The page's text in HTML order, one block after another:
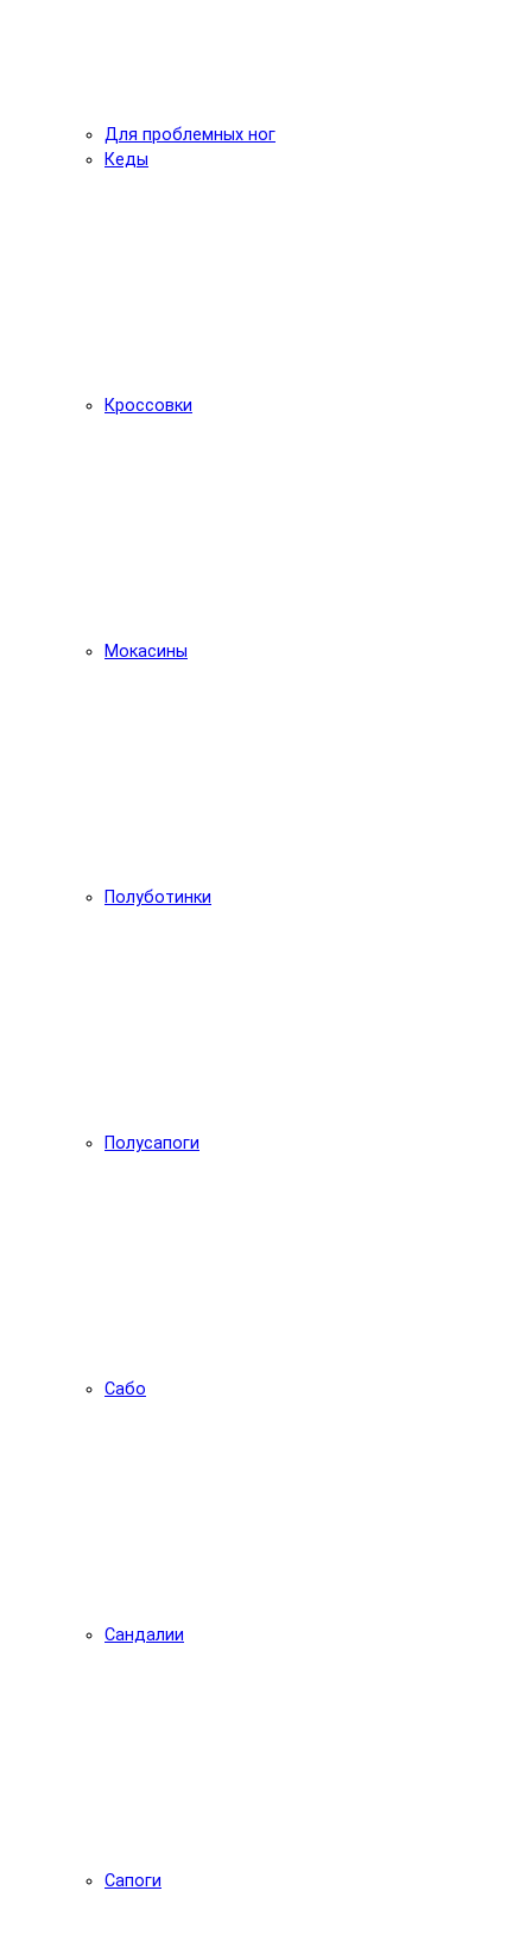
Для проблемных ног
Кеды
Кроссовки
Мокасины
Полуботинки
Полусапоги
Сабо
Сандалии
Сапоги